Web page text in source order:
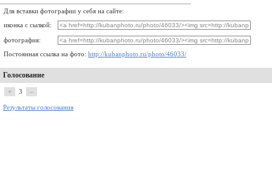
Для вставки фотографии у себя на сайте:
иконка с сылкой:
фотография:
Постоянная ссылка на фото: http://kubanphoto.ru/photo/46033/
Голосование
+ 3 –
Результаты голосования